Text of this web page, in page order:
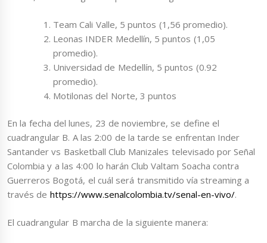
Team Cali Valle, 5 puntos (1,56 promedio).
Leonas INDER Medellín, 5 puntos (1,05
promedio).
Universidad de Medellín, 5 puntos (0.92
promedio).
Motilonas del Norte, 3 puntos
En la fecha del lunes, 23 de noviembre, se define el
cuadrangular B. A las 2:00 de la tarde se enfrentan Inder
Santander vs Basketball Club Manizales televisado por Señal
Colombia y a las 4:00 lo harán Club Valtam Soacha contra
Guerreros Bogotá, el cuál será transmitido vía streaming a
través de https://www.senalcolombia.tv/senal-en-vivo/.
El cuadrangular B marcha de la siguiente manera: